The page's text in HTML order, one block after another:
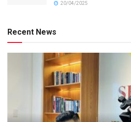
20/04/2025
Recent News